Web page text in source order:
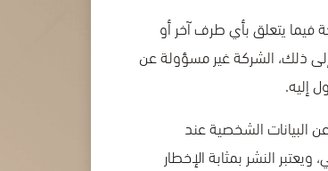
يتعلق بأي طرف آخر أو
ذلك، الشركة غير مسؤولة عن
إليه.
البيانات الشخصية عند
النشر بمثابة الإخطار